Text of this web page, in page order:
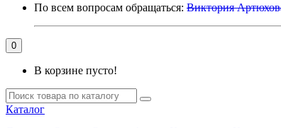
По всем вопросам обращаться: Виктория
0
В корзине пусто!
Каталог